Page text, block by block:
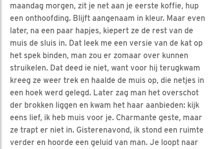
maandag morgen, zit je net aan je eerste koffie, hup
een onthoofding. Blijft aangenaam in kleur. Maar even
later, na een paar hapjes, kiepert ze de rest van de
muis de sluis in. Dat leek me een versie van de kat op
het spek binden, man zou er zomaar over kunnen
struikelen. Dat deed ie niet, want voor hij terugkwam
kreeg ze weer trek en haalde de muis op, die netjes in
een hoek werd gelegd. Later zag man het overschot
der brokken liggen en kwam het haar aanbieden: kijk
eens lief, ik heb muis voor je. Charmante geste, maar
ze trapt er niet in. Gisterenavond, ik stond een ruimte
verder en hoorde een geluid van man. Je loopt naar